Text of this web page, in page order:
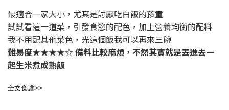
最適合一家大小，尤其是討厭吃白飯的孩童
試試看這一道菜， 引發食慾的配色，加上營養均衡的配料
我不用配其他菜色，光這個飯我可以再來三碗
難易度★★★★☆備料比較麻煩，不然其實就是丟進去一
起生米煮成熟飯
全文食譜>>